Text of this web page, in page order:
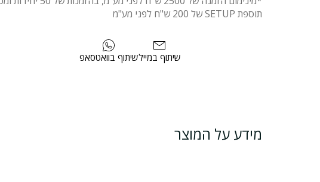
תוספת SETUP של 200 ש"ח לפני מע"מ
שיתוף בוואטסאפשיתוף במייל
מידע על המוצר